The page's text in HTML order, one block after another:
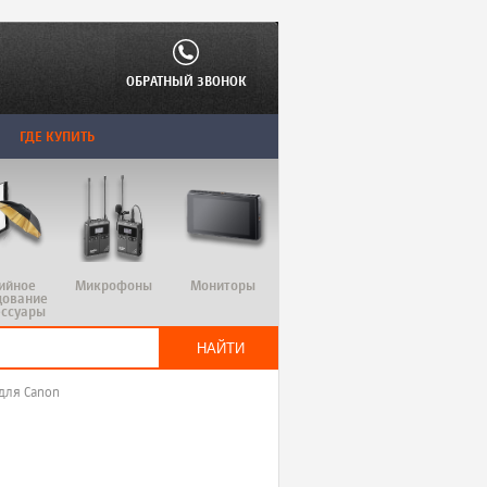
ОБРАТНЫЙ ЗВОНОК
ГДЕ КУПИТЬ
Микрофоны Мониторы
Canon